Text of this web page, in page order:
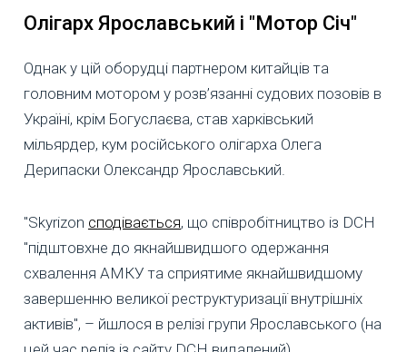
Олігарх Ярославський і "Мотор Січ"
Однак у цій оборудці партнером китайців та
головним мотором у розв’язанні судових позовів в
Україні, крім Богуслаєва, став харківський
мільярдер, кум російського олігарха Олега
Дерипаски Олександр Ярославський.
"Skyrizon сподівається, що співробітництво із DCH
"підштовхне до якнайшвидшого одержання
схвалення АМКУ та сприятиме якнайшвидшому
завершенню великої реструктуризації внутрішніх
активів", – йшлося в релізі групи Ярославського (на